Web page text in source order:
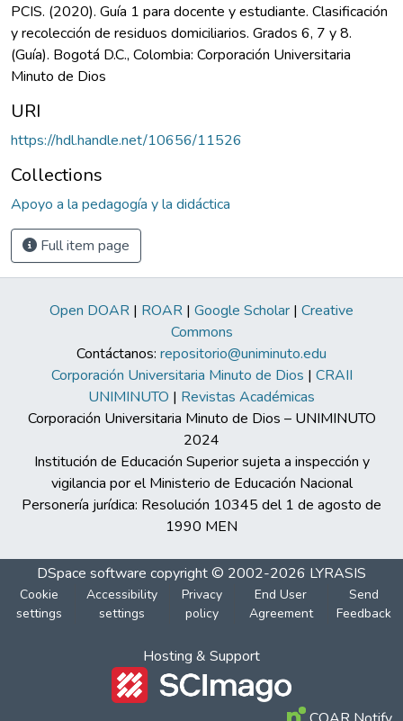
PCIS. (2020). Guía 1 para docente y estudiante. Clasificación
y recolección de residuos domiciliarios. Grados 6, 7 y 8.
(Guía). Bogotá D.C., Colombia: Corporación Universitaria
Minuto de Dios
URI
https://hdl.handle.net/10656/11526
Collections
Apoyo a la pedagogía y la didáctica
Full item page
Open DOAR | ROAR | Google Scholar | Creative
Commons
Contáctanos: repositorio@uniminuto.edu
Corporación Universitaria Minuto de Dios | CRAII
UNIMINUTO | Revistas Académicas
Corporación Universitaria Minuto de Dios – UNIMINUTO
2024
Institución de Educación Superior sujeta a inspección y
vigilancia por el Ministerio de Educación Nacional
Personería jurídica: Resolución 10345 del 1 de agosto de
1990 MEN
DSpace software copyright © 2002-2026 LYRASIS
Cookie
settings
Accessibility
settings
Privacy
policy
End User
Agreement
Send
Feedback
Hosting & Support